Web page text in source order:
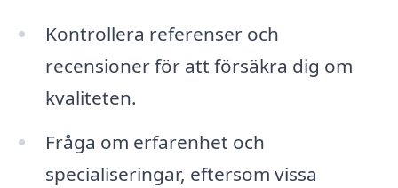
Kontrollera referenser och
recensioner för att försäkra dig om
kvaliteten.
Fråga om erfarenhet och
specialiseringar, eftersom vissa